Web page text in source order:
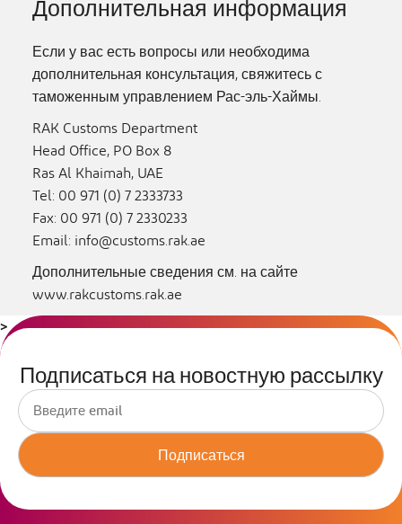
Дополнительная информация
Если у вас есть вопросы или необходима
дополнительная консультация, свяжитесь с
таможенным управлением Рас-эль-Хаймы.
RAK Customs Department
Head Office, PO Box 8
Ras Al Khaimah, UAE
Tel: 00 971 (0) 7 2333733
Fax: 00 971 (0) 7 2330233
Email:info@customs.rak.ae
Дополнительные сведения см. на сайте
www.rakcustoms.rak.ae
>
Подписаться на новостную рассылку
Подписаться